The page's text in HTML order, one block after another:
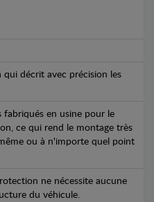
qui décrit avec précision les
fabriqués en usine pour le
ce qui rend le montage très
ou à n'importe quel point
ne nécessite aucune
du véhicule.